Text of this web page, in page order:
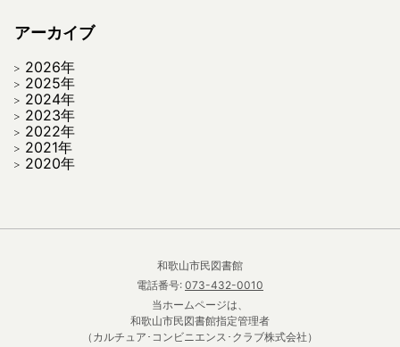
アーカイブ
2026年
2025年
2024年
2023年
2022年
2021年
2020年
和歌山市民図書館
電話番号: 073-432-0010
当ホームページは、
和歌山市民図書館指定管理者
（カルチュア･コンビニエンス･クラブ株式会社）